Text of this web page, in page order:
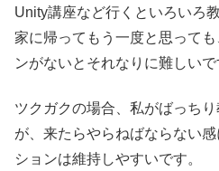
Unity講座など行くといろいろ
家に帰ってもう一度と思って
ンがないとそれなりに難しいで
ツクガクの場合、私がばっち
が、来たらやらねばならない
ションは維持しやすいです。